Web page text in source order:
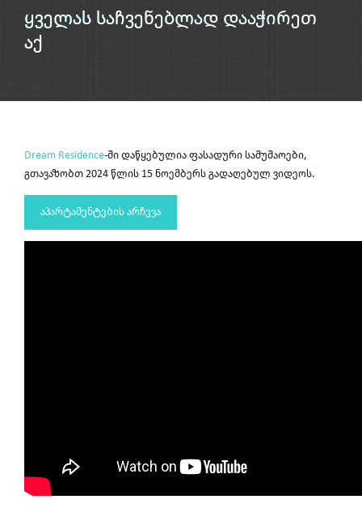
ყველას საჩვენებლად დააჭირეთ
აქ
Dream Residence-ში დაწყებულია ფასადური სამუშაოები,
გთავაზობთ 2024 წლის 15 ნოემბერს გადაღებულ ვიდეოს.
აპარტამენტების არჩევა